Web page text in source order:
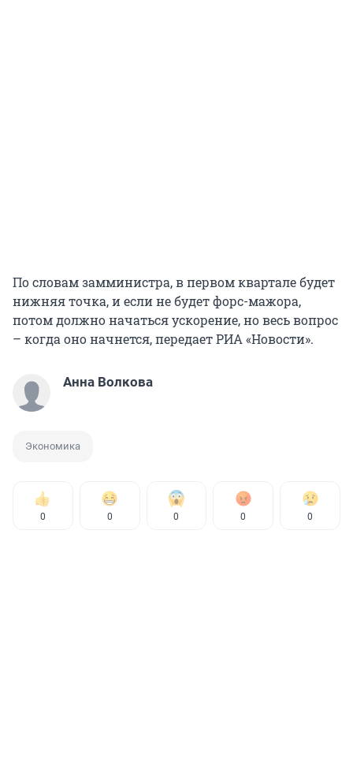
По словам замминистра, в первом квартале будет
нижняя точка, и если не будет форс-мажора,
потом должно начаться ускорение, но весь вопрос
– когда оно начнется, передает РИА «Новости».
Анна Волкова
Экономика
0 0 0 0 0